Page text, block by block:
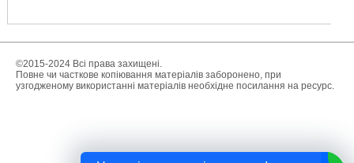
©2015-2024 Всі права захищені.
Повне чи часткове копіювання матеріалів заборонено, при
узгодженому використанні матеріалів необхідне посилання на ресурс.